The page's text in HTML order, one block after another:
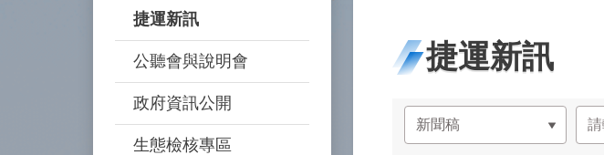
捷運新訊
公聽會與說明會
政府資訊公開
生態檢核專區
捷運新訊